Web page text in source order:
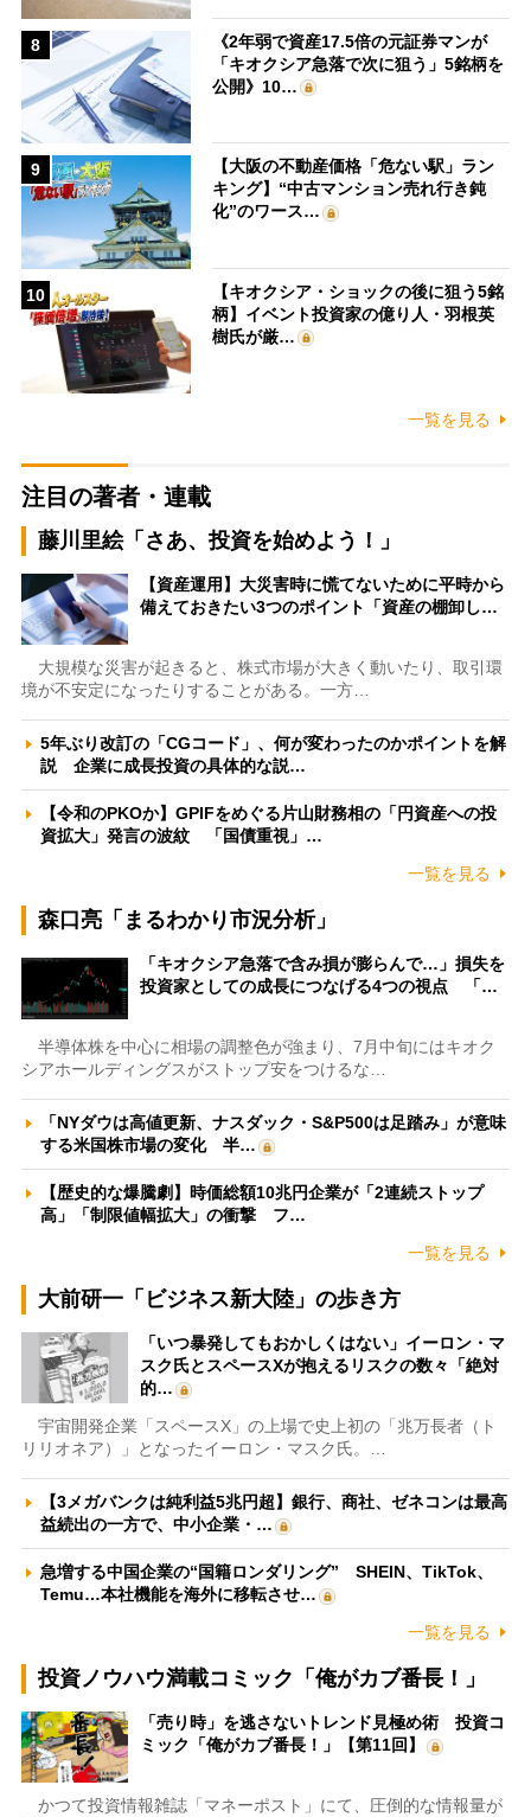
8
《2年弱で資産17.5倍の元証券マンが
「キオクシア急落で次に狙う」5銘柄を
公開》10…
9
【大阪の不動産価格「危ない駅」ラン
キング】“中古マンション売れ行き鈍
化”のワース…
10
【キオクシア・ショックの後に狙う5銘
柄】イベント投資家の億り人・羽根英
樹氏が厳…
一覧を見る
注目の著者・連載
藤川里絵「さあ、投資を始めよう！」
【資産運用】大災害時に慌てないために平時から
備えておきたい3つのポイント「資産の棚卸し…
大規模な災害が起きると、株式市場が大きく動いたり、取引環
境が不安定になったりすることがある。一方…
5年ぶり改訂の「CGコード」、何が変わったのかポイントを解
説 企業に成長投資の具体的な説…
【令和のPKOか】GPIFをめぐる片山財務相の「円資産への投
資拡大」発言の波紋 「国債重視」…
一覧を見る
森口亮「まるわかり市況分析」
「キオクシア急落で含み損が膨らんで…」損失を
投資家としての成長につなげる4つの視点 「…
半導体株を中心に相場の調整色が強まり、7月中旬にはキオク
シアホールディングスがストップ安をつけるな…
「NYダウは高値更新、ナスダック・S&P500は足踏み」が意味
する米国株市場の変化 半…
【歴史的な爆騰劇】時価総額10兆円企業が「2連続ストップ
高」「制限値幅拡大」の衝撃 フ…
一覧を見る
大前研一「ビジネス新大陸」の歩き方
「いつ暴発してもおかしくはない」イーロン・マ
スク氏とスペースXが抱えるリスクの数々「絶対
的…
宇宙開発企業「スペースX」の上場で史上初の「兆万長者（ト
リリオネア）」となったイーロン・マスク氏。…
【3メガバンクは純利益5兆円超】銀行、商社、ゼネコンは最高
益続出の一方で、中小企業・…
急増する中国企業の“国籍ロンダリング” SHEIN、TikTok、
Temu…本社機能を海外に移転させ…
一覧を見る
投資ノウハウ満載コミック「俺がカブ番長！」
「売り時」を逃さないトレンド見極め術 投資コ
ミック「俺がカブ番長！」【第11回】
かつて投資情報雑誌「マネーポスト」にて、圧倒的な情報量が